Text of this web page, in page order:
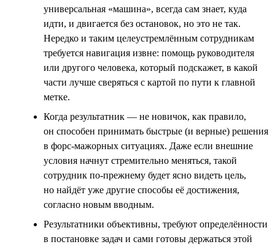
универсальная «машина», всегда сам знает, куда
идти, и двигается без остановок, но это не так.
Нередко и таким целеустремлённым сотрудникам
требуется навигация извне: помощь руководителя
или другого человека, который подскажет, в какой
части лучше сверяться с картой по пути к главной
метке.
Когда результатник — не новичок, как правило,
он способен принимать быстрые (и верные) решения
в форс-мажорных ситуациях. Даже если внешние
условия начнут стремительно меняться, такой
сотрудник по-прежнему будет ясно видеть цель,
но найдёт уже другие способы её достижения,
согласно новым вводным.
Результатники объективны, требуют определённости
в постановке задач и сами готовы держаться этой